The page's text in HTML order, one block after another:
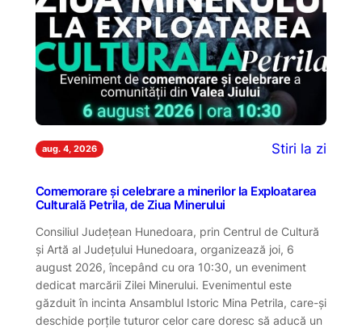
aug. 4, 2026 Stiri la zi
Comemorare și celebrare a minerilor la Exploatarea
Culturală Petrila, de Ziua Minerului
Consiliul Județean Hunedoara, prin Centrul de Cultură
și Artă al Județului Hunedoara, organizează joi, 6
august 2026, începând cu ora 10:30, un eveniment
dedicat marcării Zilei Minerului. Evenimentul este
găzduit în incinta Ansamblul Istoric Mina Petrila, care-și
deschide porțile tuturor celor care doresc să aducă un